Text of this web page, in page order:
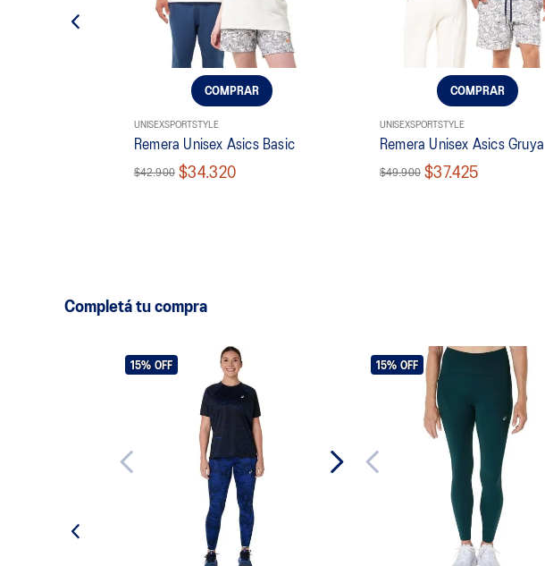
COMPRAR
UNISEXSPORTSTYLE
Remera Unisex Asics Basic
$42.900 $34.320
COMPRAR
UNISEXSPORTSTYLE
Remera Unisex Asics Gruya
$49.900 $37.425
Completá tu compra
15% OFF 15% OFF